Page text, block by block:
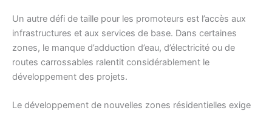
Un autre défi de taille pour les promoteurs est l’accès aux
infrastructures et aux services de base. Dans certaines
zones, le manque d’adduction d’eau, d’électricité ou de
routes carrossables ralentit considérablement le
développement des projets.
Le développement de nouvelles zones résidentielles exige